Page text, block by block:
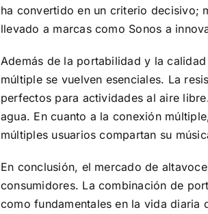
ha convertido en un criterio decisivo;
llevado a marcas como Sonos a
Además de la portabilidad y la
múltiple se vuelven esenciales. La
perfectos para actividades al aire
agua. En cuanto a la conexión
múltiples usuarios compartan su
En conclusión, el mercado de
consumidores. La combinación de
como fundamentales en la vida diaria